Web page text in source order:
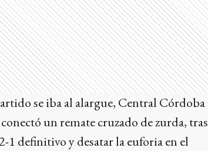
se iba al alargue, Central Córdoba
un remate cruzado de zurda, tras
1 definitivo y desatar la euforia en el